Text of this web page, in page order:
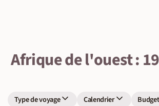
Afrique de l'ouest :
Type de voyage Calendrier Budget